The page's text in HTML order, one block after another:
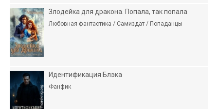
Злодейка для дракона. Попала, так попала
Любовная фантастика / Самиздат / Попаданцы
Идентификация Блэка
Фанфик